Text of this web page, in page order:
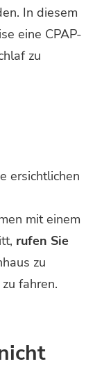
In diesem
eine CPAP-
zu
ersichtlichen
mit einem
rufen Sie
zu
fahren.